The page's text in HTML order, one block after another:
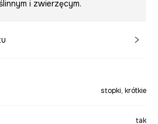
i zwierzęcym.
stopki, krótkie
tak